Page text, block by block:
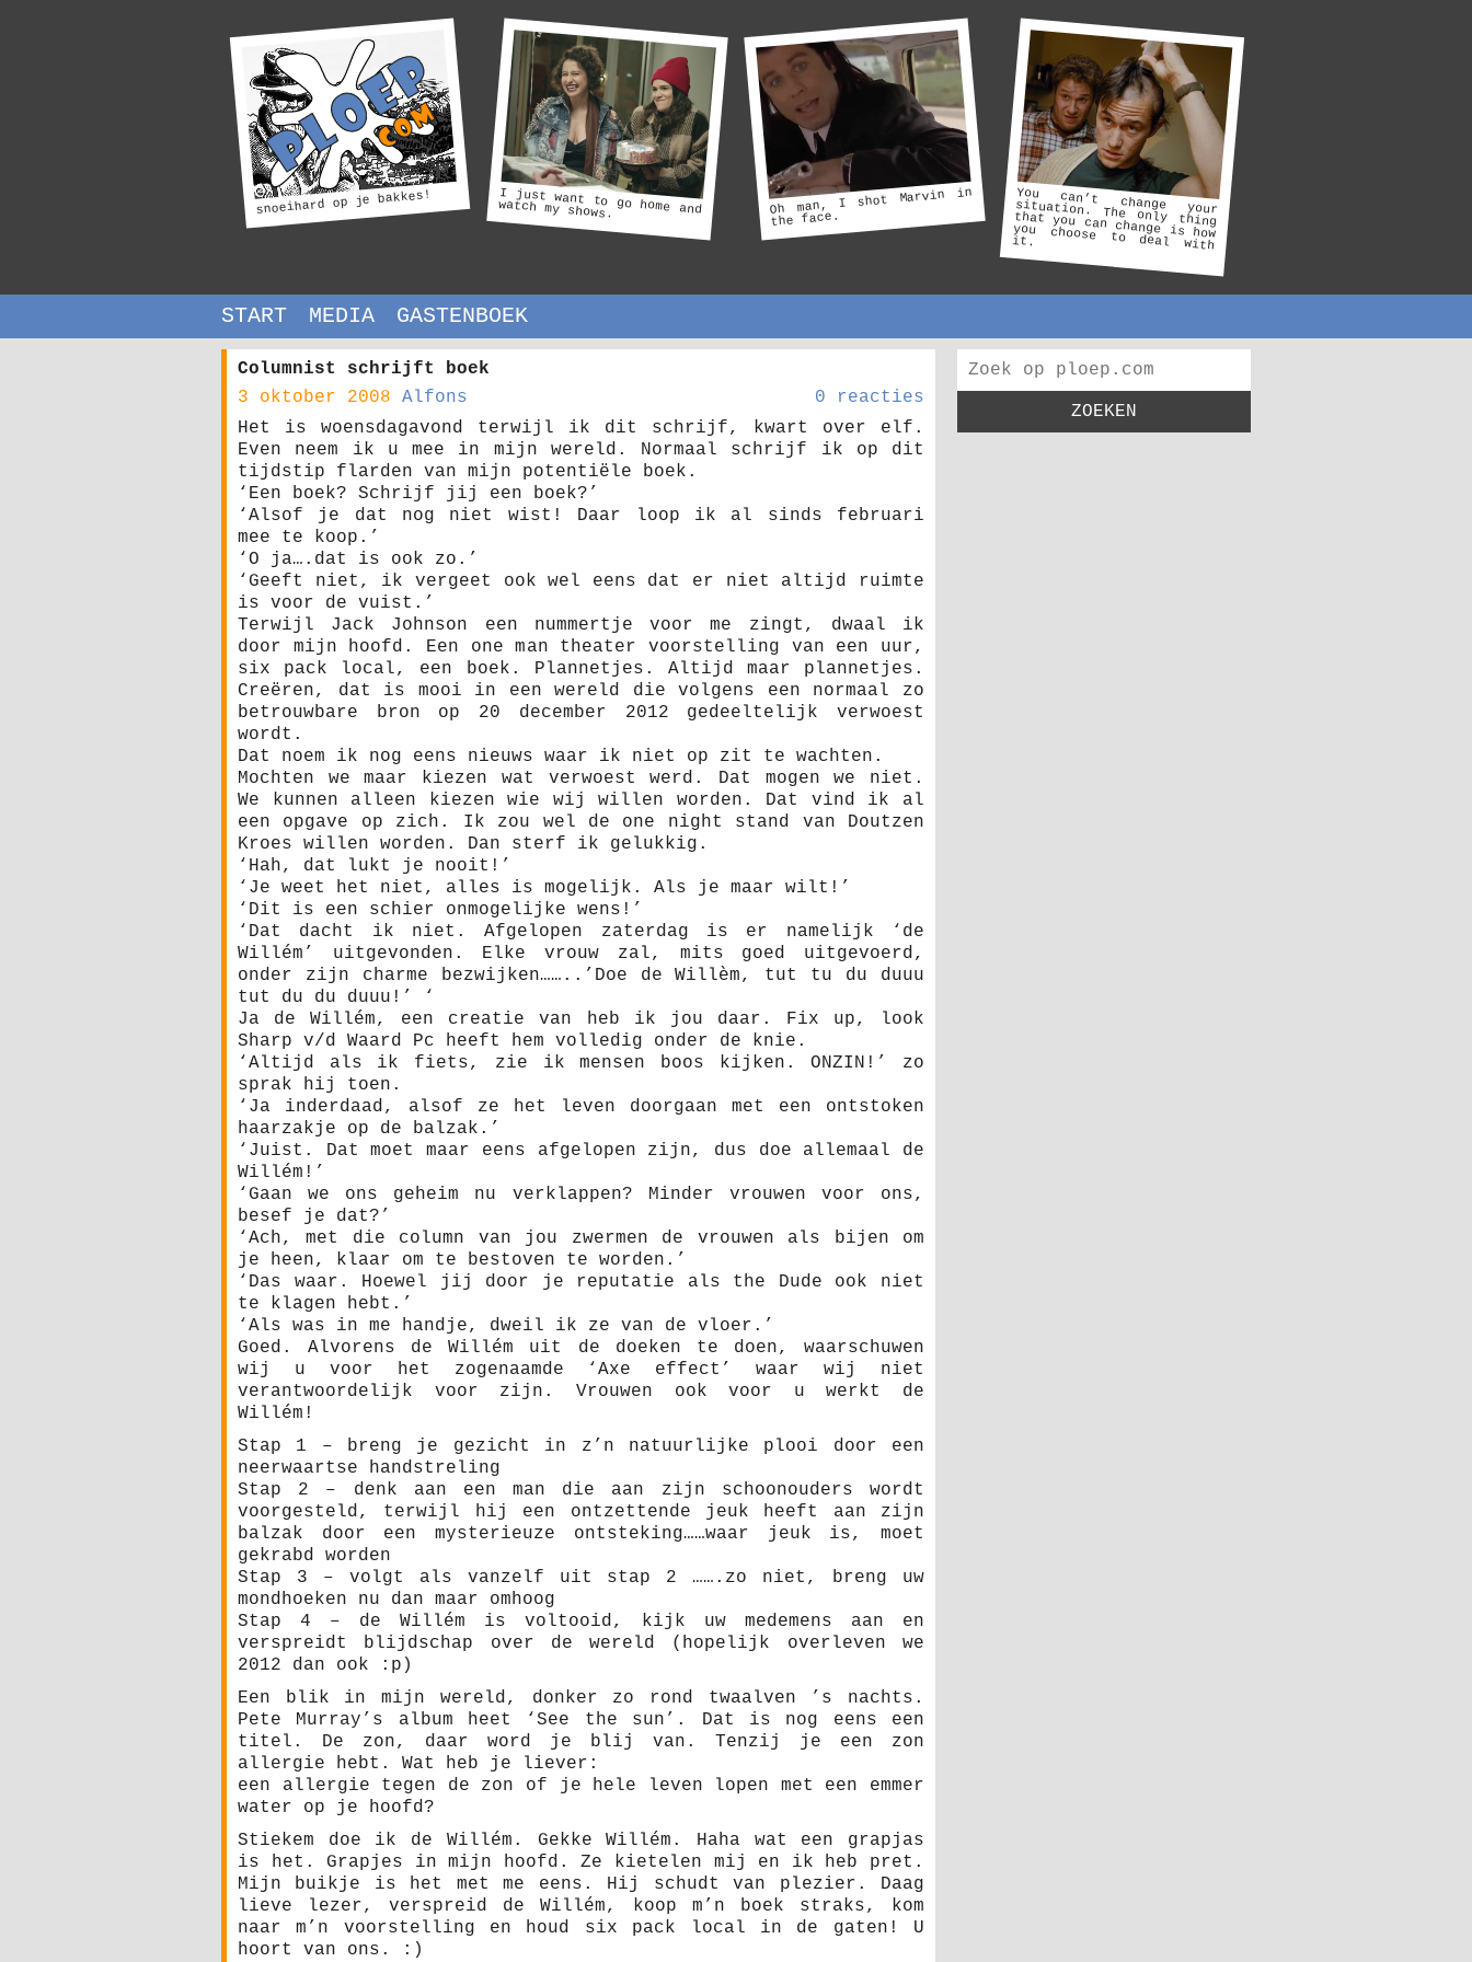
snoeihard op je bakkes! I just want to go home and
watch my shows. Oh man, I shot Marvin in
the face.
You can’t change your
situation. The only thing
that you can change is how
you choose to deal with
it.
START MEDIA GASTENBOEK
Columnist schrijft boek
3 oktober 2008
Alfons
0 reacties
Het is woensdagavond terwijl ik dit schrijf, kwart over elf.
Even neem ik u mee in mijn wereld. Normaal schrijf ik op dit
tijdstip flarden van mijn potentiële boek.
‘Een boek? Schrijf jij een boek?’
‘Alsof je dat nog niet wist! Daar loop ik al sinds februari
mee te koop.’
‘O ja….dat is ook zo.’
‘Geeft niet, ik vergeet ook wel eens dat er niet altijd ruimte
is voor de vuist.’
Terwijl Jack Johnson een nummertje voor me zingt, dwaal ik
door mijn hoofd. Een one man theater voorstelling van een uur,
six pack local, een boek. Plannetjes. Altijd maar plannetjes.
Creëren, dat is mooi in een wereld die volgens een normaal zo
betrouwbare bron op 20 december 2012 gedeeltelijk verwoest
wordt.
Dat noem ik nog eens nieuws waar ik niet op zit te wachten.
Mochten we maar kiezen wat verwoest werd. Dat mogen we niet.
We kunnen alleen kiezen wie wij willen worden. Dat vind ik al
een opgave op zich. Ik zou wel de one night stand van Doutzen
Kroes willen worden. Dan sterf ik gelukkig.
‘Hah, dat lukt je nooit!’
‘Je weet het niet, alles is mogelijk. Als je maar wilt!’
‘Dit is een schier onmogelijke wens!’
‘Dat dacht ik niet. Afgelopen zaterdag is er namelijk ‘de
Willém’ uitgevonden. Elke vrouw zal, mits goed uitgevoerd,
onder zijn charme bezwijken……..’Doe de Willèm, tut tu du duuu
tut du du duuu!’ ‘
Ja de Willém, een creatie van heb ik jou daar. Fix up, look
Sharp v/d Waard Pc heeft hem volledig onder de knie.
‘Altijd als ik fiets, zie ik mensen boos kijken. ONZIN!’ zo
sprak hij toen.
‘Ja inderdaad, alsof ze het leven doorgaan met een ontstoken
haarzakje op de balzak.’
‘Juist. Dat moet maar eens afgelopen zijn, dus doe allemaal de
Willém!’
‘Gaan we ons geheim nu verklappen? Minder vrouwen voor ons,
besef je dat?’
‘Ach, met die column van jou zwermen de vrouwen als bijen om
je heen, klaar om te bestoven te worden.’
‘Das waar. Hoewel jij door je reputatie als the Dude ook niet
te klagen hebt.’
‘Als was in me handje, dweil ik ze van de vloer.’
Goed. Alvorens de Willém uit de doeken te doen, waarschuwen
wij u voor het zogenaamde ‘Axe effect’ waar wij niet
verantwoordelijk voor zijn. Vrouwen ook voor u werkt de
Willém!
Stap 1 – breng je gezicht in z’n natuurlijke plooi door een
neerwaartse handstreling
Stap 2 – denk aan een man die aan zijn schoonouders wordt
voorgesteld, terwijl hij een ontzettende jeuk heeft aan zijn
balzak door een mysterieuze ontsteking……waar jeuk is, moet
gekrabd worden
Stap 3 – volgt als vanzelf uit stap 2 …….zo niet, breng uw
mondhoeken nu dan maar omhoog
Stap 4 – de Willém is voltooid, kijk uw medemens aan en
verspreidt blijdschap over de wereld (hopelijk overleven we
2012 dan ook :p)
Een blik in mijn wereld, donker zo rond twaalven ’s nachts.
Pete Murray’s album heet ‘See the sun’. Dat is nog eens een
titel. De zon, daar word je blij van. Tenzij je een zon
allergie hebt. Wat heb je liever:
een allergie tegen de zon of je hele leven lopen met een emmer
water op je hoofd?
Stiekem doe ik de Willém. Gekke Willém. Haha wat een grapjas
is het. Grapjes in mijn hoofd. Ze kietelen mij en ik heb pret.
Mijn buikje is het met me eens. Hij schudt van plezier. Daag
lieve lezer, verspreid de Willém, koop m’n boek straks, kom
naar m’n voorstelling en houd six pack local in de gaten! U
hoort van ons. :)
ZOEKEN